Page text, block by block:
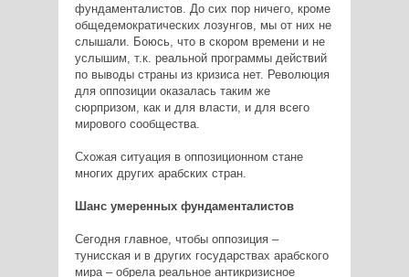
фундаменталистов. До сих пор ничего, кроме
общедемократических лозунгов, мы от них не
слышали. Боюсь, что в скором времени и не
услышим, т.к. реальной программы действий
по выводы страны из кризиса нет. Революция
для оппозиции оказалась таким же
сюрпризом, как и для власти, и для всего
мирового сообщества.
Схожая ситуация в оппозиционном стане
многих других арабских стран.
Шанс умеренных фундаменталистов
Сегодня главное, чтобы оппозиция –
тунисская и в других государствах арабского
мира – обрела реальное антикризисное